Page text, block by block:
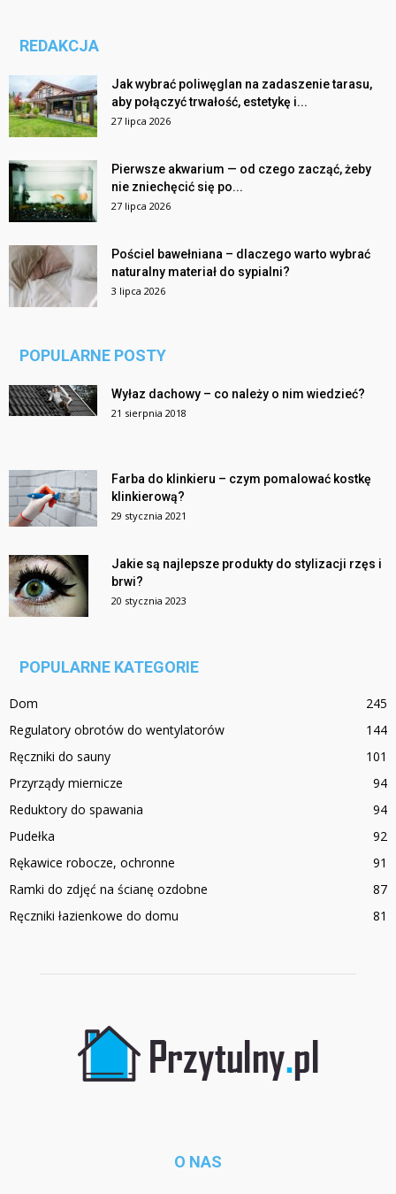
REDAKCJA
Jak wybrać poliwęglan na zadaszenie tarasu,
aby połączyć trwałość, estetykę i...
27 lipca 2026
Pierwsze akwarium — od czego zacząć, żeby
nie zniechęcić się po...
27 lipca 2026
Pościel bawełniana – dlaczego warto wybrać
naturalny materiał do sypialni?
3 lipca 2026
POPULARNE POSTY
Wyłaz dachowy – co należy o nim wiedzieć?
21 sierpnia 2018
Farba do klinkieru – czym pomalować kostkę
klinkierową?
29 stycznia 2021
Jakie są najlepsze produkty do stylizacji rzęs i
brwi?
20 stycznia 2023
POPULARNE KATEGORIE
Dom
245
Regulatory obrotów do wentylatorów
144
Ręczniki do sauny
101
Przyrządy miernicze
94
Reduktory do spawania
94
Pudełka
92
Rękawice robocze, ochronne
91
Ramki do zdjęć na ścianę ozdobne
87
Ręczniki łazienkowe do domu
81
O NAS